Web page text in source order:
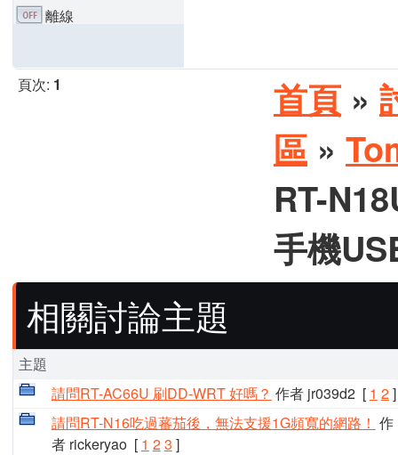
離線
頁次: 1 首頁 »
區 »
RT-
手機
相關討論主題
主題
請問RT-AC66U 刷DD-WRT 好嗎？ 作者 jr039d2[ 1 2]
請問RT-N16吃過蕃茄後，無法支援1G頻寬的網路！ 作
者 rickeryao[ 1 23 ]